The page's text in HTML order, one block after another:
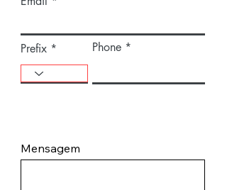
Prefix Phone
Mensagem